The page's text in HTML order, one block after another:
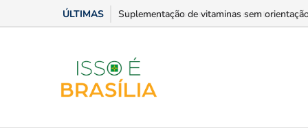
ÚLTIMAS Suplementação de vitaminas sem